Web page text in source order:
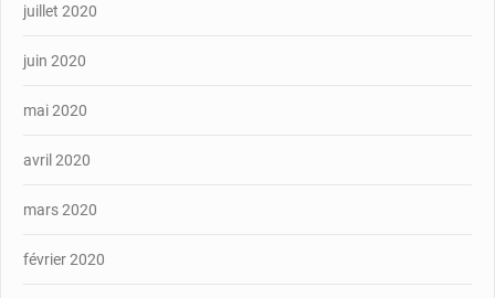
juillet 2020
juin 2020
mai 2020
avril 2020
mars 2020
février 2020